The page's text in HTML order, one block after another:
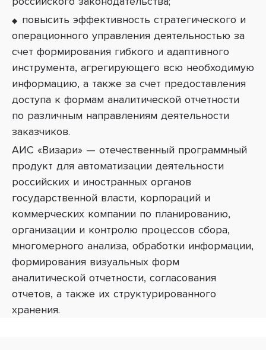
повысить эффективность стратегического и
операционного управления деятельностью за
счет формирования гибкого и адаптивного
инструмента, агрегирующего всю необходимую
информацию, а также за счет предоставления
доступа к формам аналитической отчетности
по различным направлениям деятельности
заказчиков.
АИС «Визари» — отечественный программный
продукт для автоматизации деятельности
российских и иностранных органов
государственной власти, корпораций и
коммерческих компании по планированию,
организации и контролю процессов сбора,
многомерного анализа, обработки информации,
формирования визуальных форм
аналитической отчетности, согласования
отчетов, а также их структурированного
хранения.